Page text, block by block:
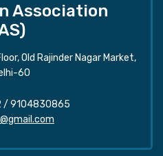
Association
Old Rajinder Nagar Market,
60
/ 9104830865